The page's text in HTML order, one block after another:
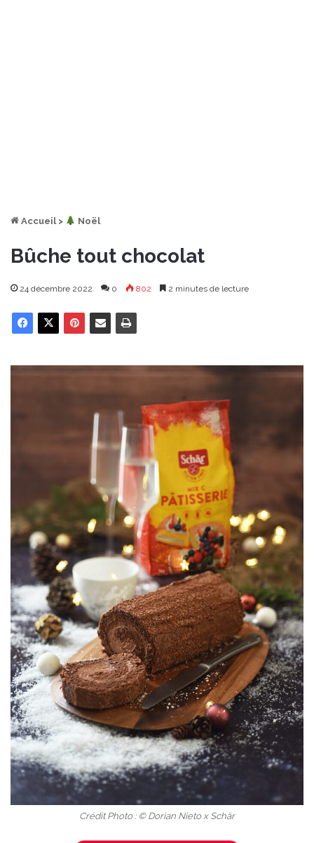
Accueil > ︎ Noël
Bûche tout chocolat
24 décembre 2022 0 802 2 minutes de lecture
Crédit Photo : © Dorian Nieto x Schär